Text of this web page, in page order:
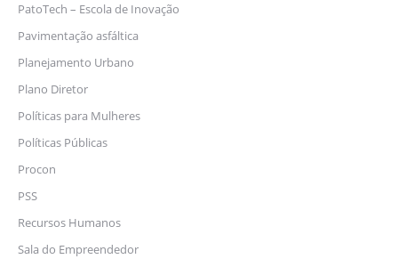
PatoTech – Escola de Inovação
Pavimentação asfáltica
Planejamento Urbano
Plano Diretor
Políticas para Mulheres
Políticas Públicas
Procon
PSS
Recursos Humanos
Sala do Empreendedor